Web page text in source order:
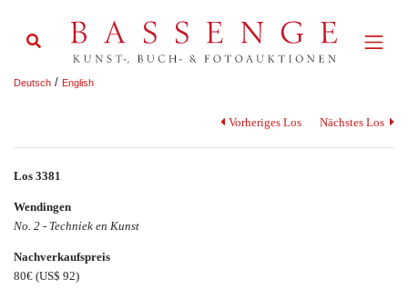
Deutsch / English
Vorheriges Los Nächstes Los
Los 3381
Wendingen
No. 2 - Techniek en Kunst
Nachverkaufspreis
80€ (US$ 92)